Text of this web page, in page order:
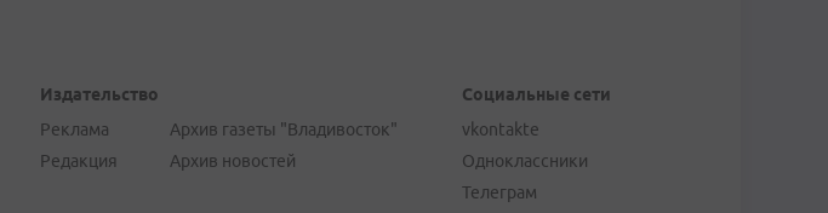
Издательство
Реклама
Редакция
Архив газеты "Владивосток"
Архив новостей
Социальные сети
vkontakte
Одноклассники
Телеграм